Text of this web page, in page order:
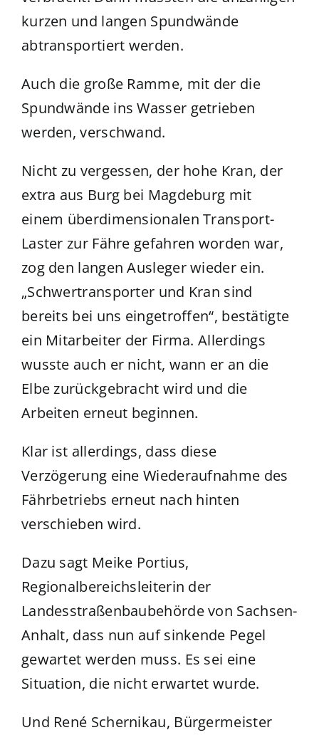
kurzen und langen Spundwände
abtransportiert werden.
Auch die große Ramme, mit der die
Spundwände ins Wasser getrieben
werden, verschwand.
Nicht zu vergessen, der hohe Kran, der
extra aus Burg bei Magdeburg mit
einem überdimensionalen Transport-
Laster zur Fähre gefahren worden war,
zog den langen Ausleger wieder ein.
„Schwertransporter und Kran sind
bereits bei uns eingetroffen“, bestätigte
ein Mitarbeiter der Firma. Allerdings
wusste auch er nicht, wann er an die
Elbe zurückgebracht wird und die
Arbeiten erneut beginnen.
Klar ist allerdings, dass diese
Verzögerung eine Wiederaufnahme des
Fährbetriebs erneut nach hinten
verschieben wird.
Dazu sagt Meike Portius,
Regionalbereichsleiterin der
Landesstraßenbaubehörde von Sachsen-
Anhalt, dass nun auf sinkende Pegel
gewartet werden muss. Es sei eine
Situation, die nicht erwartet wurde.
Und René Schernikau, Bürgermeister